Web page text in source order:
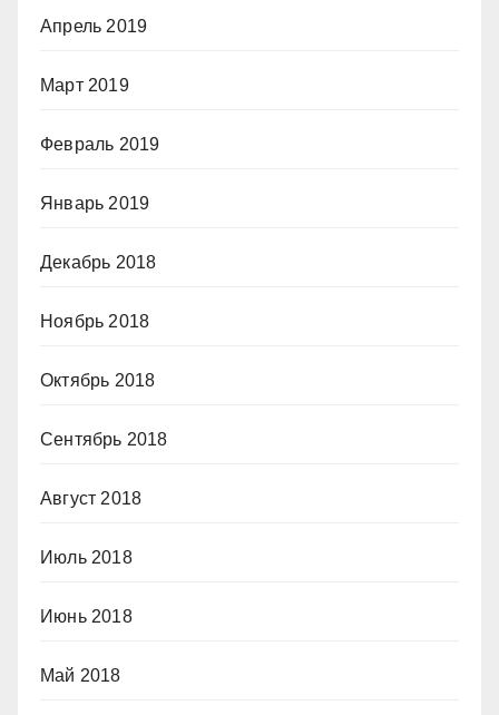
Апрель 2019
Март 2019
Февраль 2019
Январь 2019
Декабрь 2018
Ноябрь 2018
Октябрь 2018
Сентябрь 2018
Август 2018
Июль 2018
Июнь 2018
Май 2018